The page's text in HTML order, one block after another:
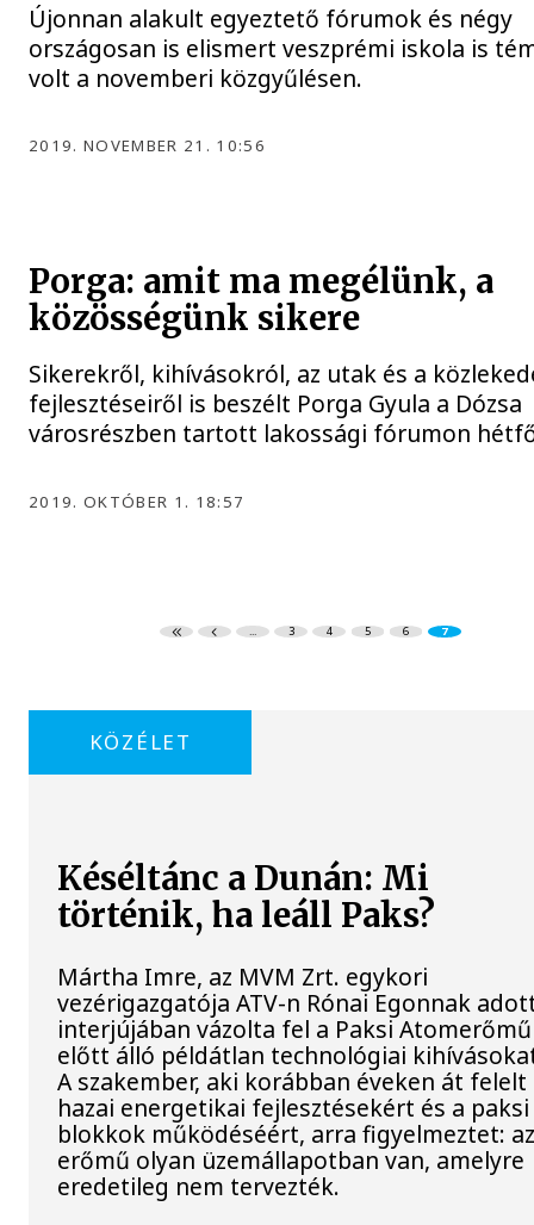
Újonnan alakult egyeztető fórumok és négy
országosan is elismert veszprémi iskola is
volt a novemberi közgyűlésen.
2019. NOVEMBER 21. 10:56
Porga: amit ma megélünk, a
közösségünk sikere
Sikerekről, kihívásokról, az utak és a
fejlesztéseiről is beszélt Porga Gyula a Dózsa
városrészben tartott lakossági fórumon
2019. OKTÓBER 1. 18:57
... 3 4 5 6 7
KÖZÉLET
Késéltánc a Dunán: Mi
történik, ha leáll Paks?
Mártha Imre, az MVM Zrt. egykori
vezérigazgatója ATV-n Rónai Egonnak
interjújában vázolta fel a Paksi Atomerőmű
előtt álló példátlan technológiai
A szakember, aki korábban éveken át felelt
hazai energetikai fejlesztésekért és a paksi
blokkok működéséért, arra figyelmeztet:
erőmű olyan üzemállapotban van, amelyre
eredetileg nem tervezték.